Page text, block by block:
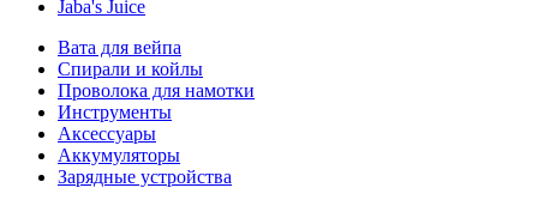
Jaba's Juice
Вата для вейпа
Спирали и койлы
Проволока для намотки
Инструменты
Аксесcуары
Аккумуляторы
Зарядные устройства